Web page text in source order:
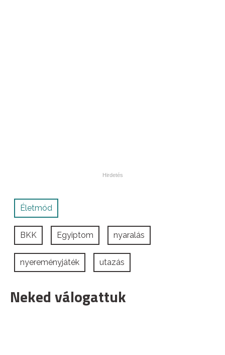
Életmód
BKK Egyiptom nyaralás
nyereményjáték utazás
Neked válogattuk